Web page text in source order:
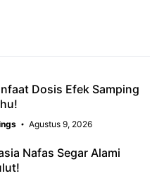
Dosis Efek Samping
Agustus 9, 2026
Nafas Segar Alami